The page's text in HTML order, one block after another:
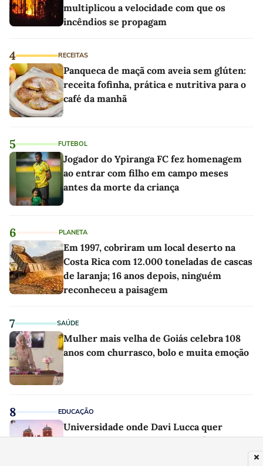
multiplicou a velocidade com que os
incêndios se propagam
4 RECEITAS
Panqueca de maçã com aveia sem glúten:
receita fofinha, prática e nutritiva para o
café da manhã
5 FUTEBOL
Jogador do Ypiranga FC fez homenagem
ao entrar com filho em campo meses
antes da morte da criança
6 PLANETA
Em 1997, cobriram um local deserto na
Costa Rica com 12.000 toneladas de cascas
de laranja; 16 anos depois, ninguém
reconheceu a paisagem
7 SAÚDE
Mulher mais velha de Goiás celebra 108
anos com churrasco, bolo e muita emoção
8 EDUCAÇÃO
Universidade onde Davi Lucca quer
estudar nos EUA custa quase R$ 400 mil e